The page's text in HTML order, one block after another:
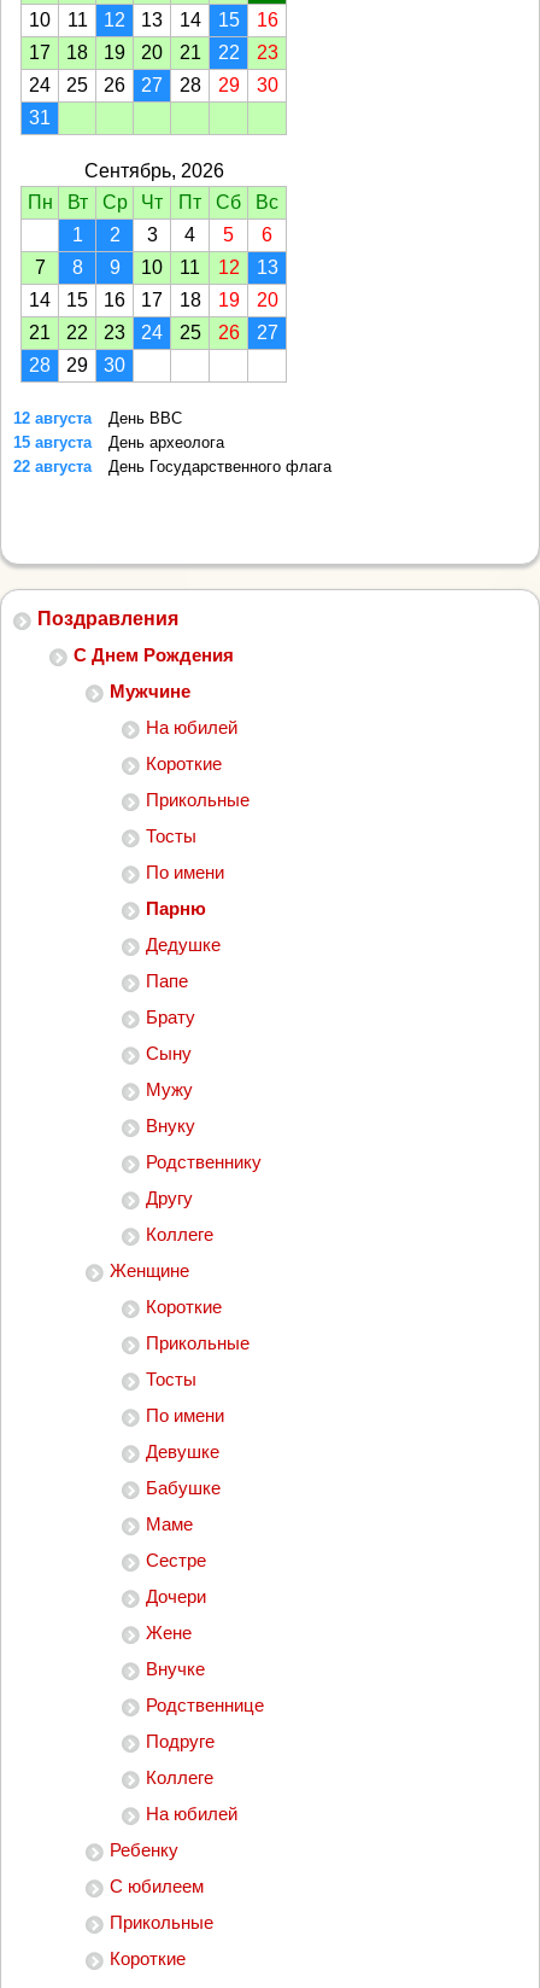
Поздравления
С Днем Рождения
Мужчине
На юбилей
Короткие
Прикольные
Тосты
По имени
Парню
Дедушке
Папе
Брату
Сыну
Мужу
Внуку
Родственнику
Другу
Коллеге
Женщине
Короткие
Прикольные
Тосты
По имени
Девушке
Бабушке
Маме
Сестре
Дочери
Жене
Внучке
Родственнице
Подруге
Коллеге
На юбилей
Ребенку
С юбилеем
Прикольные
Короткие
10
11 12 13 14 15
16
17
18 19 20 21 22
23
24
25 26 27 28 29
30
31
Сентябрь, 2026
Пн
Вт Ср Чт Пт Сб
Вс
1
2 3 4 5
6
7
8 9 10 11 12
13
14
15 16 17 18 19
20
21
22 23 24 25 26
27
28
29 30
12 августа
День ВВС
15 августа
День археолога
22 августа
День Государственного флага